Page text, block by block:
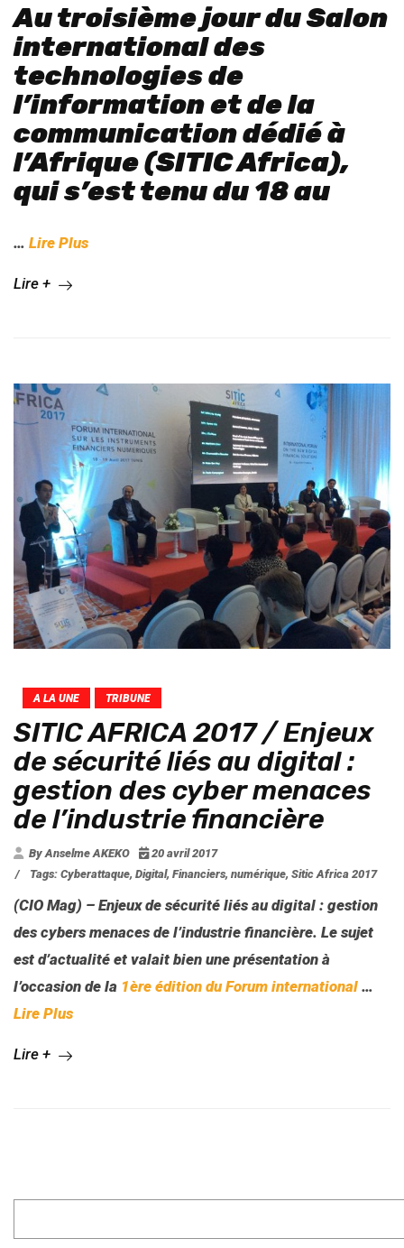
Au troisième jour du Salon
international des
technologies de
l’information et de la
communication dédié à
l’Afrique (SITIC Africa),
qui s’est tenu du 18 au
… Lire Plus
Lire +
A LA UNE TRIBUNE
SITIC AFRICA 2017 / Enjeux
de sécurité liés au digital :
gestion des cyber menaces
de l’industrie financière
By Anselme AKEKO
20 avril 2017
/
Tags: Cyberattaque, Digital, Financiers, numérique, Sitic Africa 2017
(CIO Mag) – Enjeux de sécurité liés au digital : gestion
des cybers menaces de l’industrie financière. Le sujet
est d’actualité et valait bien une présentation à
l’occasion de la 1ère édition du Forum international …
Lire Plus
Lire +